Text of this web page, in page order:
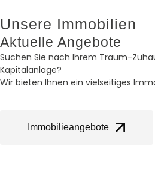
Unsere Immobilien
Aktuelle Angebote
Suchen Sie nach Ihrem Traum-
Kapitalanlage?
Wir bieten Ihnen ein vielseitiges
Immobilieangebote